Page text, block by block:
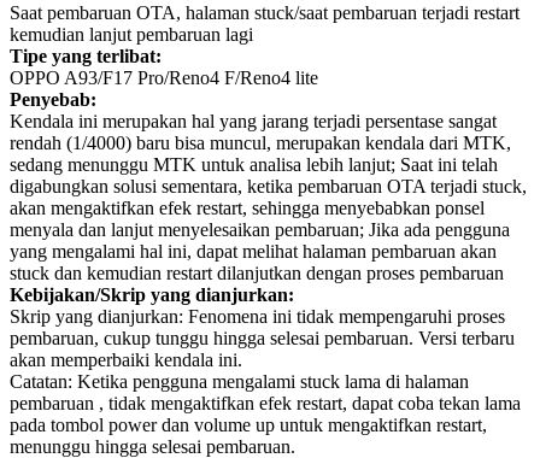
Saat pembaruan OTA, halaman stuck/saat pembaruan terjadi restart
kemudian lanjut pembaruan lagi
Tipe yang terlibat:
OPPO A93/F17 Pro/Reno4 F/Reno4 lite
Penyebab:
Kendala ini merupakan hal yang jarang terjadi persentase sangat
rendah (1/4000) baru bisa muncul, merupakan kendala dari MTK,
sedang menunggu MTK untuk analisa lebih lanjut; Saat ini telah
digabungkan solusi sementara, ketika pembaruan OTA terjadi stuck,
akan mengaktifkan efek restart, sehingga menyebabkan ponsel
menyala dan lanjut menyelesaikan pembaruan; Jika ada pengguna
yang mengalami hal ini, dapat melihat halaman pembaruan akan
stuck dan kemudian restart dilanjutkan dengan proses pembaruan
Kebijakan/Skrip yang dianjurkan:
Skrip yang dianjurkan: Fenomena ini tidak mempengaruhi proses
pembaruan, cukup tunggu hingga selesai pembaruan. Versi terbaru
akan memperbaiki kendala ini.
Catatan: Ketika pengguna mengalami stuck lama di halaman
pembaruan , tidak mengaktifkan efek restart, dapat coba tekan lama
pada tombol power dan volume up untuk mengaktifkan restart,
menunggu hingga selesai pembaruan.